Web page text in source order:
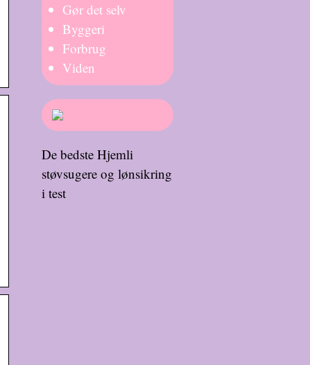
Gør det selv
Byggeri
Forbrug
Viden
De bedste Hjemli
støvsugere og lønsikring
i test